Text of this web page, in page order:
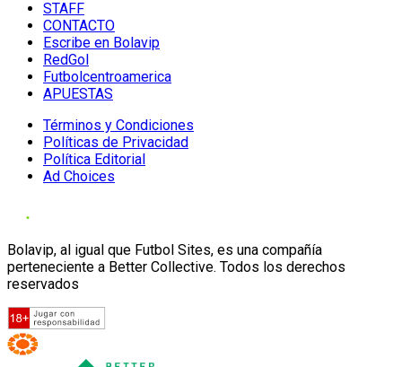
STAFF
CONTACTO
Escribe en Bolavip
RedGol
Futbolcentroamerica
APUESTAS
Términos y Condiciones
Políticas de Privacidad
Política Editorial
Ad Choices
Bolavip, al igual que Futbol Sites, es una compañía
perteneciente a Better Collective. Todos los derechos
reservados